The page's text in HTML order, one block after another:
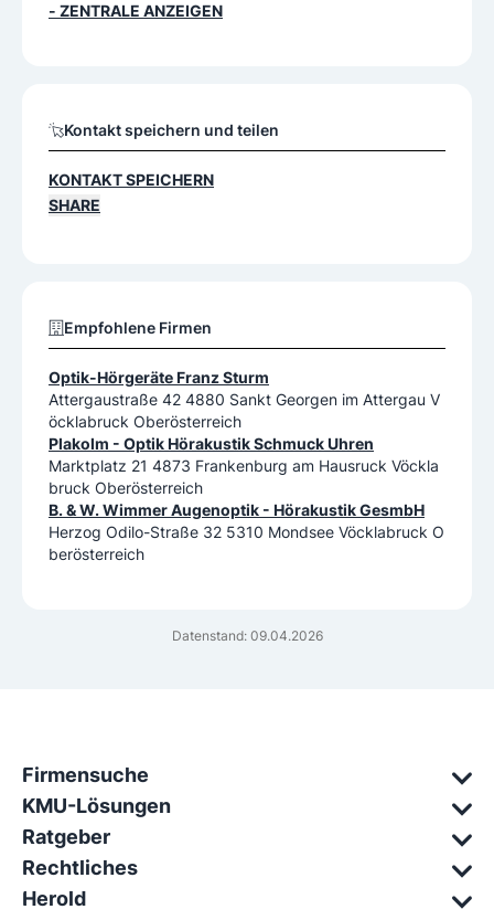
Datenstand: 09.04.2026
- ZENTRALE ANZEIGEN
Kontakt speichern und teilen
KONTAKT SPEICHERN
SHARE
Empfohlene Firmen
Optik-Hörgeräte Franz Sturm
Attergaustraße 42 4880 Sankt Georgen im Attergau V
öcklabruck Oberösterreich
Plakolm - Optik Hörakustik Schmuck Uhren
Marktplatz 21 4873 Frankenburg am Hausruck Vöckla
bruck Oberösterreich
B. & W. Wimmer Augenoptik - Hörakustik GesmbH
Herzog Odilo-Straße 32 5310 Mondsee Vöcklabruck O
berösterreich
Firmensuche
KMU-Lösungen
Ratgeber
Rechtliches
Herold